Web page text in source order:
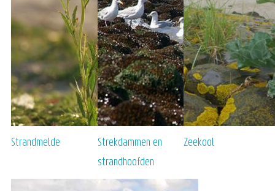
Strandmelde
Strekdammen en
strandhoofden
Zeekool